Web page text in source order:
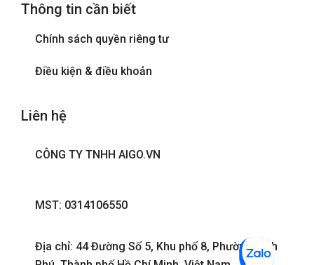
Thông tin cần biết
Chính sách quyền riêng tư
Điều kiện & điều khoản
Liên hệ
CÔNG TY TNHH AIGO.VN
MST: 0314106550
Địa chỉ: 44 Đường Số 5, Khu phố 8, Phường Bình